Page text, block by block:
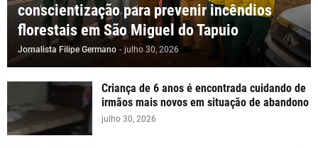
conscientização para prevenir incêndios
florestais em São Miguel do Tapuio
Jornalista Filipe Germano - julho 30, 2026
Criança de 6 anos é encontrada cuidando de
irmãos mais novos em situação de abandono
julho 30, 2026